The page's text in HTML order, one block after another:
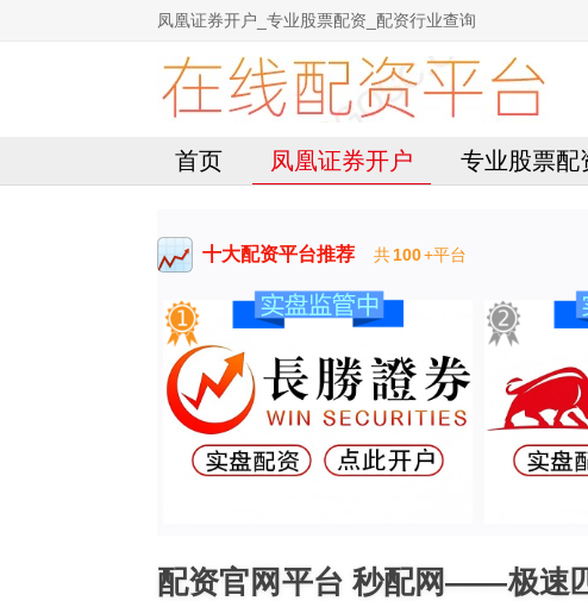
凤凰证券开户_专业股票配资_配资行业查询
首页 凤凰证券开户 专业股票配
十大配资平台推荐 共100+平台
配资官网平台 秒配网——极速